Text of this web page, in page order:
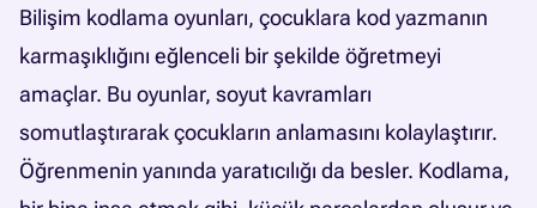
Bilişim kodlama oyunları, çocuklara kod yazmanın
karmaşıklığını eğlenceli bir şekilde öğretmeyi
amaçlar. Bu oyunlar, soyut kavramları
somutlaştırarak çocukların anlamasını kolaylaştırır.
Öğrenmenin yanında yaratıcılığı da besler. Kodlama,